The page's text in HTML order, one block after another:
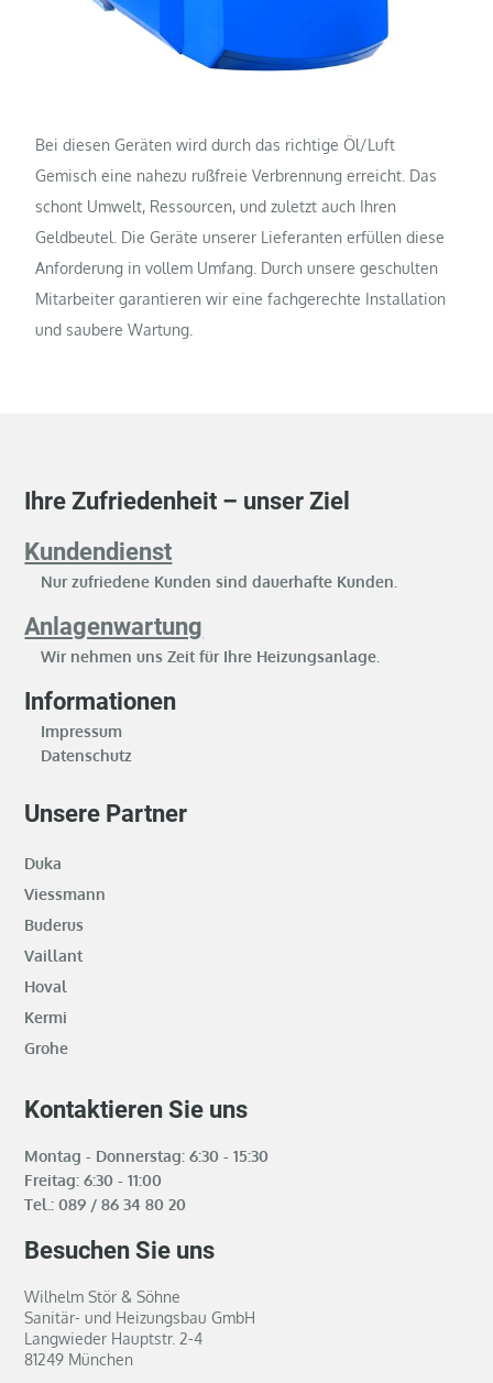
Bei diesen Geräten wird durch das richtige Öl/Luft
Gemisch eine nahezu rußfreie Verbrennung erreicht. Das
schont Umwelt, Ressourcen, und zuletzt auch Ihren
Geldbeutel. Die Geräte unserer Lieferanten erfüllen diese
Anforderung in vollem Umfang. Durch unsere geschulten
Mitarbeiter garantieren wir eine fachgerechte Installation
und saubere Wartung.
Ihre Zufriedenheit – unser Ziel
Kundendienst
Nur zufriedene Kunden sind dauerhafte Kunden.
Anlagenwartung
Wir nehmen uns Zeit für Ihre Heizungsanlage.
Informationen
Impressum
Datenschutz
Unsere Partner
Duka
Viessmann
Buderus
Vaillant
Hoval
Kermi
Grohe
Kontaktieren Sie uns
Montag - Donnerstag: 6:30 - 15:30
Freitag: 6:30 - 11:00
Tel.:089 / 86 34 80 20
Besuchen Sie uns
Wilhelm Stör & Söhne
Sanitär- und Heizungsbau GmbH
Langwieder Hauptstr. 2-4
81249 München